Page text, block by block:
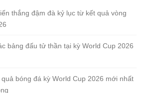
thắng đậm đà kỷ lục từ kết quả vòng
bảng đấu tử thần tại kỳ World Cup 2026
bóng đá kỳ World Cup 2026 mới nhất